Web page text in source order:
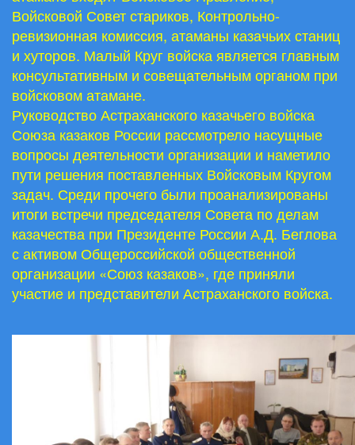
Войсковой Совет стариков, Контрольно-
ревизионная комиссия, атаманы казачьих станиц
и хуторов. Малый Круг войска является главным
консультативным и совещательным органом при
войсковом атамане.
Руководство Астраханского казачьего войска
Союза казаков России рассмотрело насущные
вопросы деятельности организации и наметило
пути решения поставленных Войсковым Кругом
задач. Среди прочего были проанализированы
итоги встречи председателя Совета по делам
казачества при Президенте России А.Д. Беглова
с активом Общероссийской общественной
организации «Союз казаков», где приняли
участие и представители Астраханского войска.